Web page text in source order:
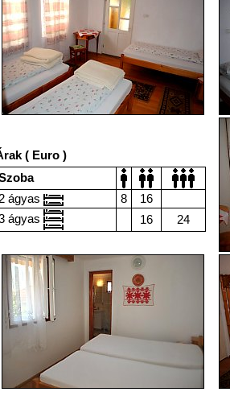
( Euro )
ágyas
8
16
ágyas
16 24